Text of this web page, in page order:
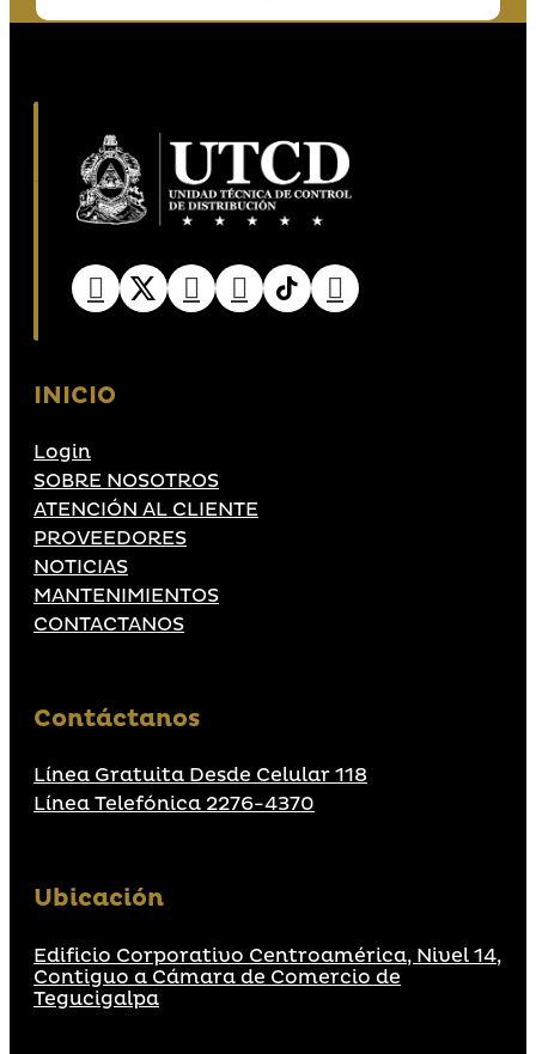
INICIO
Login
SOBRE NOSOTROS
ATENCIÓN AL CLIENTE
PROVEEDORES
NOTICIAS
MANTENIMIENTOS
CONTACTANOS
Contáctanos
Línea Gratuita Desde Celular 118
Línea Telefónica 2276-4370
Ubicación
Edificio Corporativo Centroamérica, Nivel 14,
Contiguo a Cámara de Comercio de
Tegucigalpa